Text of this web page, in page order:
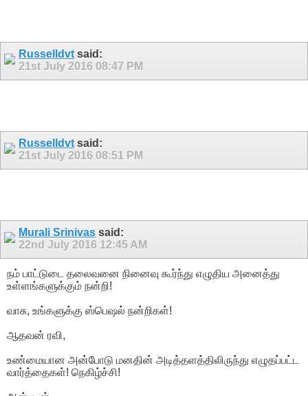
Russelldvt said:
21st July 2016 08:47 PM
Russelldvt said:
21st July 2016 08:51 PM
Murali Srinivas said:
22nd July 2016 12:45 AM
நம் பாட்டுடை தலைவனை நினைவு கூர்ந்து எழுதிய அனைத்து
உள்ளங்களுக்கும் நன்றி!
வாசு, உங்களுக்கு ஸ்பெஷல் நன்றிகள்!
ஆதவன் ரவி,
உண்மையான அன்போடு மனதின் அடித்தளத்திலிருந்து எழுதப்பட்ட
வார்த்தைகள்! நெகிழ்ச்சி!